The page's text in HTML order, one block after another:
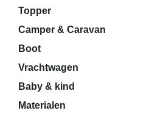
Topper
Camper & Caravan
Boot
Vrachtwagen
Baby & kind
Materialen